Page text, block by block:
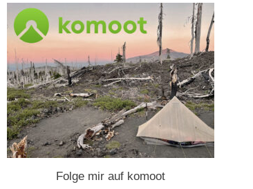
Folge mir auf komoot